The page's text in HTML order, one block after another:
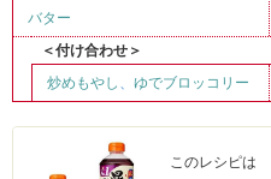
バター
＜付け合わせ＞
炒めもやし、 ゆでブロッコリー
このレシピは